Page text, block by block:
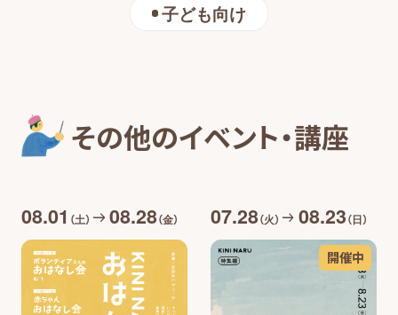
子ども向け
その他のイベント・講座
08.01 （土） 08.28（金） 07.28（火） 08.23（日）
開催中